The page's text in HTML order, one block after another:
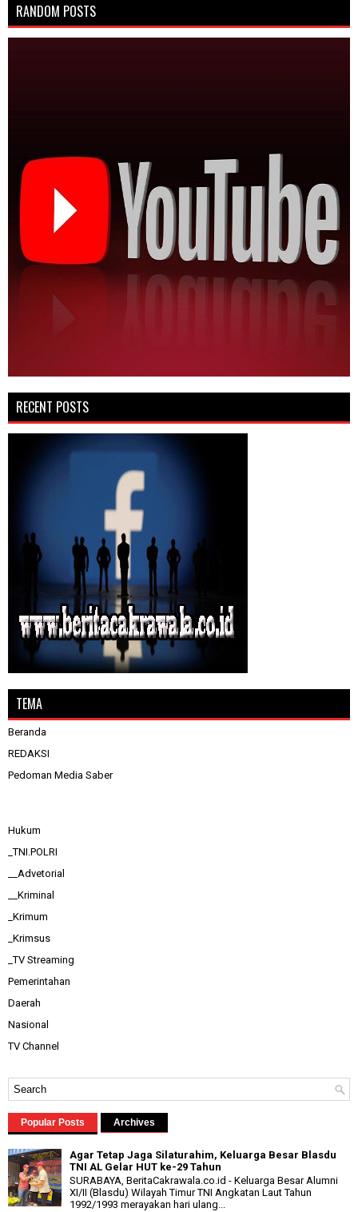
RANDOM POSTS
RECENT POSTS
TEMA
Beranda
REDAKSI
Pedoman Media Saber
Hukum
_TNI.POLRI
__Advetorial
__Kriminal
_Krimum
_Krimsus
_TV Streaming
Pemerintahan
Daerah
Nasional
TV Channel
Popular Posts Archives
Agar Tetap Jaga Silaturahim, Keluarga Besar Blasdu
TNI AL Gelar HUT ke-29 Tahun
SURABAYA, BeritaCakrawala.co.id - Keluarga Besar Alumni
XI/II (Blasdu) Wilayah Timur TNI Angkatan Laut Tahun
1992/1993 merayakan hari ulang...